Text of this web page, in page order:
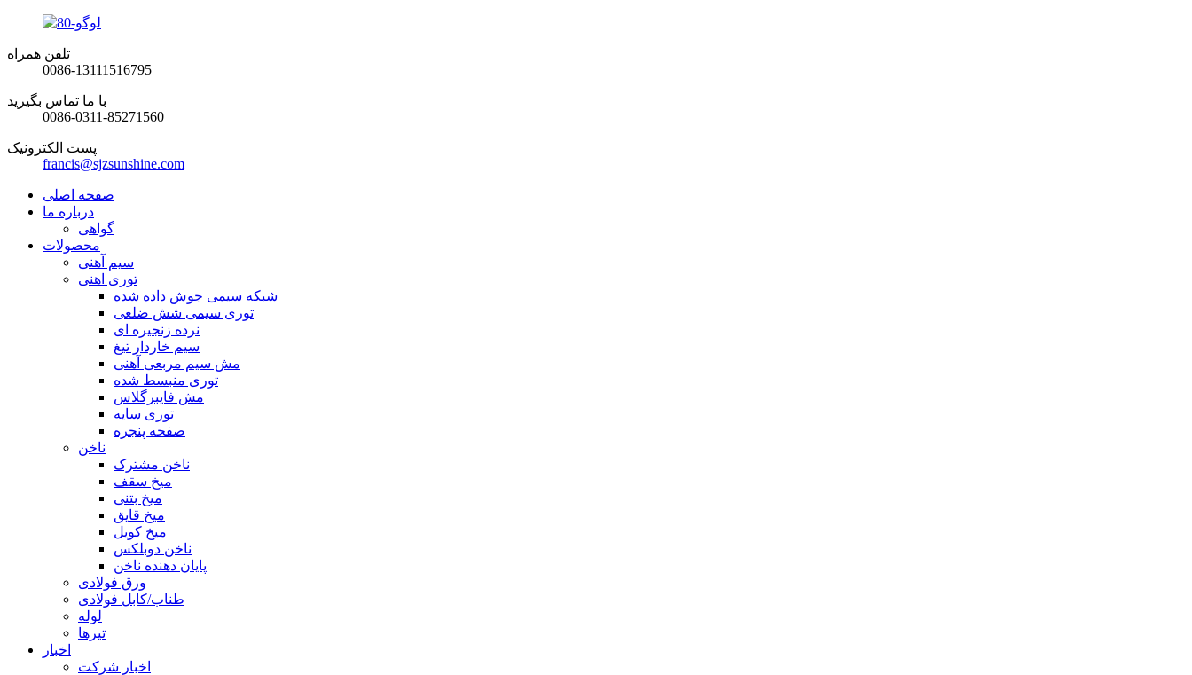
تلفن همراه
0086-13111516795
با ما تماس بگیرید
0086-0311-85271560
پست الکترونیک
francis@sjzsunshine.com
صفحه اصلی
درباره ما
گواهی
محصولات
سیم آهنی
توری اهنی
شبکه سیمی جوش داده شده
توری سیمی شش ضلعی
نرده زنجیره ای
سیم خاردار تیغ
مش سیم مربعی آهنی
توری منبسط شده
مش فایبرگلاس
توری سایه
صفحه پنجره
ناخن
ناخن مشترک
میخ سقف
میخ بتنی
میخ قایق
میخ کویل
ناخن دوبلکس
پایان دهنده ناخن
ورق فولادی
طناب/کابل فولادی
لوله
تیرها
اخبار
اخبار شرکت